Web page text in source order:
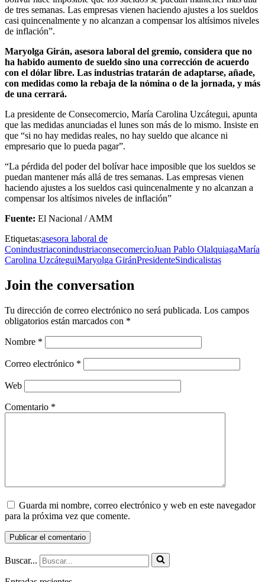
de tres semanas. Las empresas vienen haciendo ajustes a los sueldos
casi quincenalmente y no alcanzan a compensar los altísimos niveles
de inflación”.
Maryolga Girán, asesora laboral del gremio, considera que no
ha habido aumento de sueldo sino una corrección de acuerdo
con el dólar libre. Las industrias tratarán de adaptarse, añade,
con medidas como la rebaja de la nómina o de la jornada, y más
de una cerrará.
La presidente de Consecomercio, María Carolina Uzcátegui, apunta
que las medidas anunciadas el lunes son más de lo mismo. Insiste en
que “si no hay medidas reales, no hay sueldo que alcance ni
empresario que lo pueda pagar”.
“La pérdida del poder del bolívar hace imposible que los sueldos se
puedan mantener más allá de tres semanas. Las empresas vienen
haciendo ajustes a los sueldos casi quincenalmente y no alcanzan a
compensar los altísimos niveles de inflación”
Fuente: El Nacional / AMM
Etiquetas:asesora laboral de
ConindustriaconindustriaconsecomercioJuan Pablo OlalquiagaMaría
Carolina UzcáteguiMaryolga GiránPresidenteSindicalistas
Join the conversation
Tu dirección de correo electrónico no será publicada. Los campos
obligatorios están marcados con *
Nombre *
Correo electrónico *
Web
Comentario *
Guarda mi nombre, correo electrónico y web en este navegador
para la próxima vez que comente.
Buscar...